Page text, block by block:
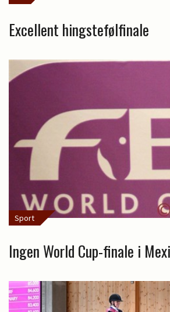
Excellent hingstefølfinale
Sport
Ingen World Cup-finale i